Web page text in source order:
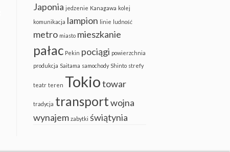
Japonia jedzenie Kanagawa kolej
komunikacja lampion linie ludność
metro miasto mieszkanie
pałac Pekin pociągi powierzchnia
produkcja Saitama samochody Shinto strefy
teatr teren Tokiotowar
tradycja transportwojna
wynajem zabytki świątynia